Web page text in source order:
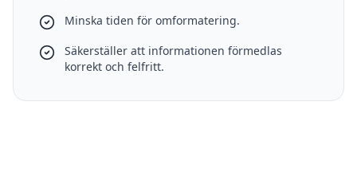
Minska tiden för omformatering.
Säkerställer att informationen förmedlas
korrekt och felfritt.